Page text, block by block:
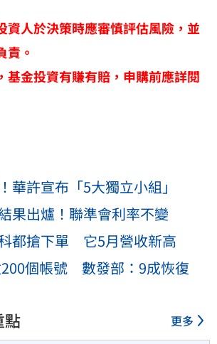
資人於決策時應審慎評估風險，並
責。
基金投資有賺有賠，申購前應詳閱
華許宣布「5大獨立小組」
果出爐！聯準會利率不變
都搶下單 它5月營收新高
個帳號 數發部：9成恢復
點 更多